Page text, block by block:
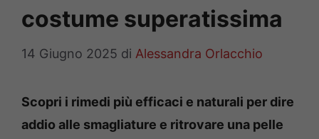
costume superatissima
14 Giugno 2025 di Alessandra Orlacchio
Scopri i rimedi più efficaci e naturali per dire
addio alle smagliature e ritrovare una pelle